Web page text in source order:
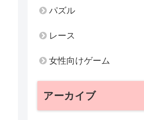
パズル
レース
女性向けゲーム
アーカイブ